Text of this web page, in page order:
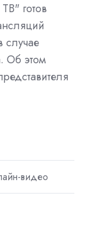
готов
случае
Об этом
видео